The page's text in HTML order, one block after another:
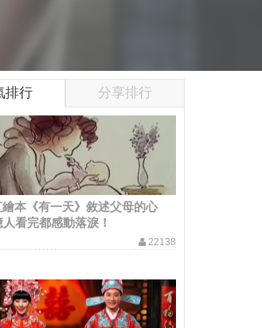
排行 分享排行
本《有一天》敘述父母的心
看完都感動落淚！
22138